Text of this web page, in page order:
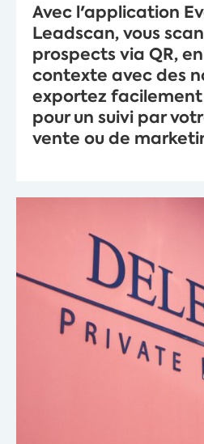
Avec l'application
Leadscan, vous
prospects via QR,
contexte avec des
exportez
pour un suivi par
vente ou de